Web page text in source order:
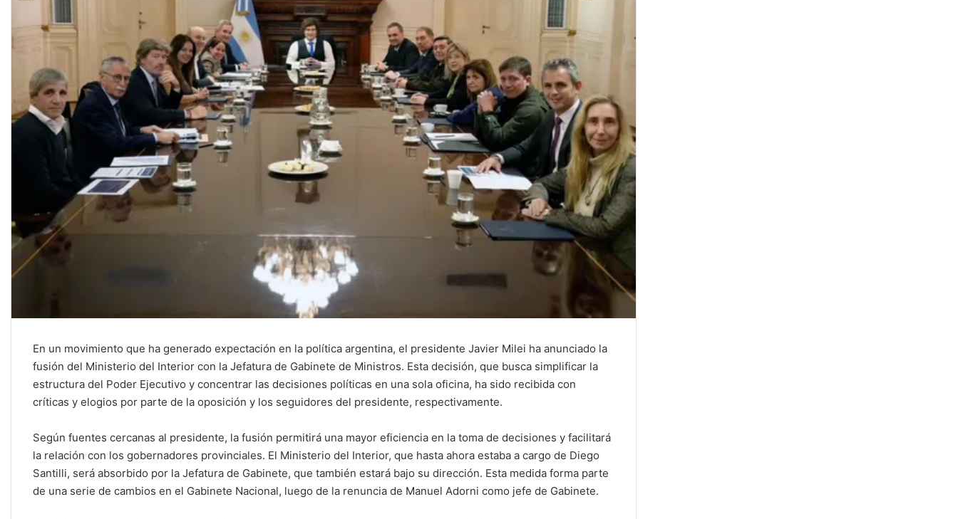
En un movimiento que ha generado expectación en la política argentina, el presidente Javier Milei ha anunciado la
fusión del Ministerio del Interior con la Jefatura de Gabinete de Ministros. Esta decisión, que busca simplificar la
estructura del Poder Ejecutivo y concentrar las decisiones políticas en una sola oficina, ha sido recibida con
críticas y elogios por parte de la oposición y los seguidores del presidente, respectivamente.
Según fuentes cercanas al presidente, la fusión permitirá una mayor eficiencia en la toma de decisiones y facilitará
la relación con los gobernadores provinciales. El Ministerio del Interior, que hasta ahora estaba a cargo de Diego
Santilli, será absorbido por la Jefatura de Gabinete, que también estará bajo su dirección. Esta medida forma parte
de una serie de cambios en el Gabinete Nacional, luego de la renuncia de Manuel Adorni como jefe de Gabinete.